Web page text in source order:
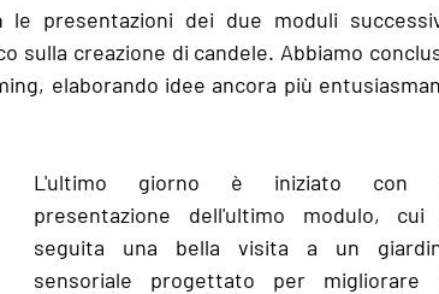
presentazioni dei due moduli
sulla creazione di candele. Abbiamo
elaborando idee ancora più
L'ultimo giorno è iniziato con
presentazione dell'ultimo modulo, cui
seguita una bella visita a un
sensoriale progettato per migliorare